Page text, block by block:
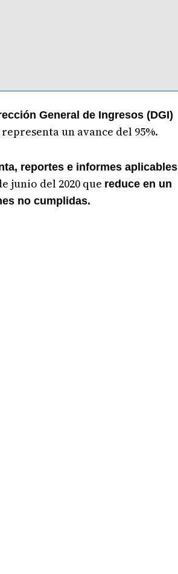
General de Ingresos (DGI)
un avance del 95%.
reportes e informes aplicables
junio del 2020 que reduce en un
no cumplidas.